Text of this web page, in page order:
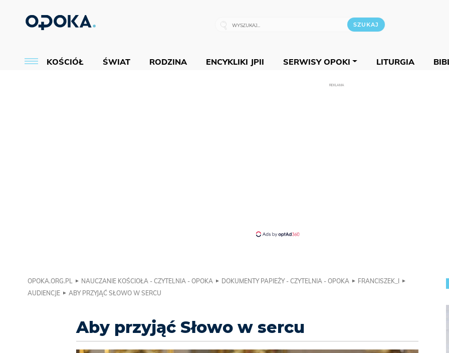
KOŚCIÓŁ ŚWIAT RODZINA ENCYKLIKI JPII SERWISY OPOKI LITURGIA
REKLAMA
OPOKA.ORG.PL NAUCZANIE KOŚCIOŁA - CZYTELNIA - OPOKA DOKUMENTY PAPIEŻY - CZYTELNIA - OPOKA
FRANCISZEK_I
AUDIENCJE
ABY PRZYJĄĆ SŁOWO W SERCU
Aby przyjąć Słowo w sercu